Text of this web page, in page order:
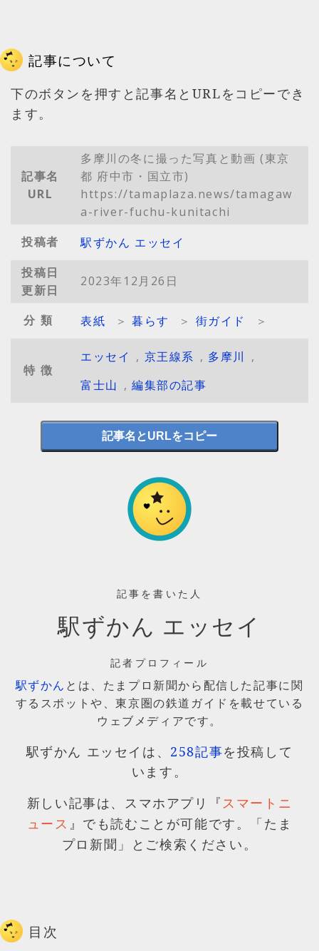
記事について
下のボタンを押すと記事名とURLをコピーでき
ます。
記事名
URL
多摩川の冬に撮った写真と動画 (東京
都 府中市・国立市)
https://tamaplaza.news/tamagaw
a-river-fuchu-kunitachi
投稿者
駅ずかん エッセイ
投稿日
更新日
2023年12月26日
分類 表紙 ＞暮らす ＞ 街ガイド ＞
特徴
エッセイ , 京王線系 , 多摩川 ,
富士山 ,編集部の記事
記事名とURLをコピー
記事を書いた人
駅ずかん エッセイ
記者プロフィール
駅ずかん とは、たまプロ新聞から配信した記事に関
するスポットや、東京圏の鉄道ガイドを載せている
ウェブメディアです。
駅ずかん エッセイは、 258記事を投稿して
います。
新しい記事は、スマホアプリ『 スマートニ
ュース 』でも読むことが可能です。「たま
プロ新聞」とご検索ください。
目次